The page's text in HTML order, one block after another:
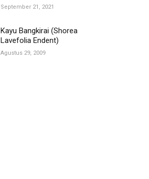
September 21, 2021
Kayu Bangkirai (Shorea
Lavefolia Endent)
Agustus 29, 2009